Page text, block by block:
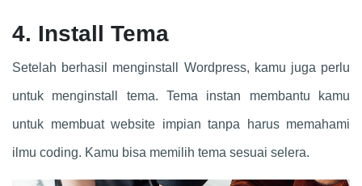
4. Install Tema
Setelah berhasil menginstall Wordpress, kamu juga perlu
untuk menginstall tema. Tema instan membantu kamu
untuk membuat website impian tanpa harus memahami
ilmu coding. Kamu bisa memilih tema sesuai selera.